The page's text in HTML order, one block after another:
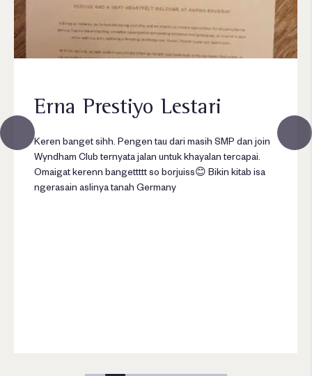
Erna Prestiyo Lestari
Keren banget sihh. Pengen tau dari masih SMP dan join
Wyndham Club ternyata jalan untuk khayalan tercapai.
Omaigat kerenn bangettttt so borjuiss😊 Bikin kitab isa
ngerasain aslinya tanah Germany